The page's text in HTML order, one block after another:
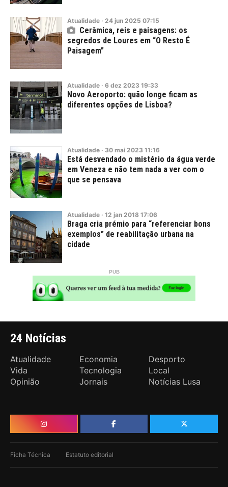
Atualidade · 24 jun 2025 07:15
Cerâmica, reis e paisagens: os
segredos de Loures em “O Resto É
Paisagem”
Atualidade · 6 dez 2023 19:33
Novo Aeroporto: quão longe ficam as
diferentes opções de Lisboa?
Atualidade · 30 mai 2023 11:16
Está desvendado o mistério da água verde
em Veneza e não tem nada a ver com o
que se pensava
Atualidade · 12 jan 2018 17:06
Braga cria prémio para “referenciar bons
exemplos” de reabilitação urbana na
cidade
24 Notícias
Atualidade Economia
Desporto
Vida
Tecnologia
Local
Opinião
Jornais Notícias Lusa
Ficha Técnica Estatuto editorial